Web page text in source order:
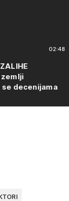
02:48
zemlji
se decenijama